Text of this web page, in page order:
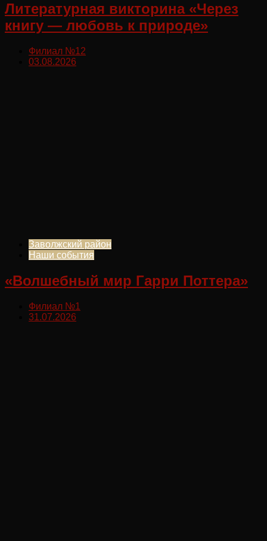
Литературная викторина «Через
книгу — любовь к природе»
Филиал №12
03.08.2026
Заволжский район
Наши события
«Волшебный мир Гарри Поттера»
Филиал №1
31.07.2026